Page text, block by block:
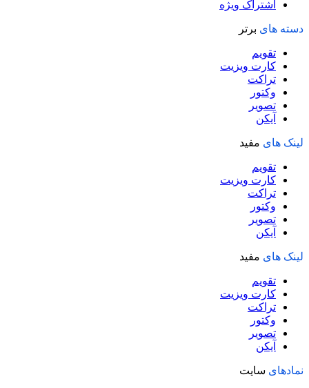
اشتراک ویژه
دسته های برتر
تقویم
کارت ویزیت
تراکت
وکتور
تصویر
آیکن
لینک های مفید
تقویم
کارت ویزیت
تراکت
وکتور
تصویر
آیکن
لینک های مفید
تقویم
کارت ویزیت
تراکت
وکتور
تصویر
آیکن
نمادهای سایت